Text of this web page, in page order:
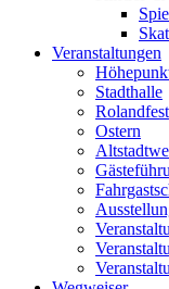
Veranstaltungen
Stadthalle
Rolandfest
Ostern